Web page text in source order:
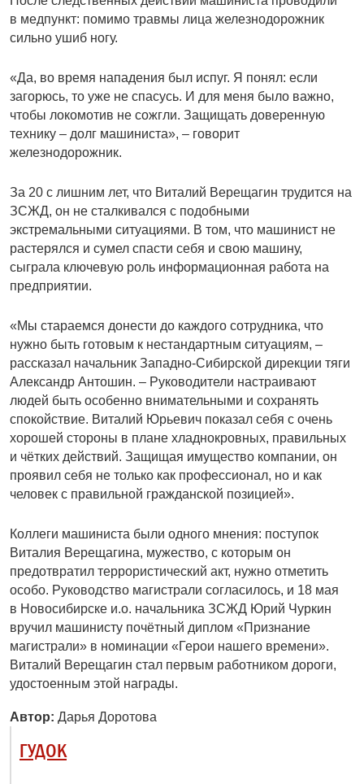
в медпункт: помимо травмы лица железнодорожник
сильно ушиб ногу.
«Да, во время нападения был испуг. Я понял: если
загорюсь, то уже не спасусь. И для меня было важно,
чтобы локомотив не сожгли. Защищать доверенную
технику – долг машиниста», – говорит
железнодорожник.
За 20 с лишним лет, что Виталий Верещагин трудится на
ЗСЖД, он не сталкивался с подобными
экстремальными ситуациями. В том, что машинист не
растерялся и сумел спасти себя и свою машину,
сыграла ключевую роль информационная работа на
предприятии.
«Мы стараемся донести до каждого сотрудника, что
нужно быть готовым к нестандартным ситуациям, –
рассказал начальник Западно-Сибирской дирекции тяги
Александр Антошин. – Руководители настраивают
людей быть особенно внимательными и сохранять
спокойствие. Виталий Юрьевич показал себя с очень
хорошей стороны в плане хладнокровных, правильных
и чётких действий. Защищая имущество компании, он
проявил себя не только как профессионал, но и как
человек с правильной гражданской позицией».
Коллеги машиниста были одного мнения: поступок
Виталия Верещагина, мужество, с которым он
предотвратил террористический акт, нужно отметить
особо. Руководство магистрали согласилось, и 18 мая
в Новосибирске и.о. начальника ЗСЖД Юрий Чуркин
вручил машинисту почётный диплом «Признание
магистрали» в номинации «Герои нашего времени».
Виталий Верещагин стал первым работником дороги,
удостоенным этой награды.
Автор: Дарья Доротова
ГУДОК